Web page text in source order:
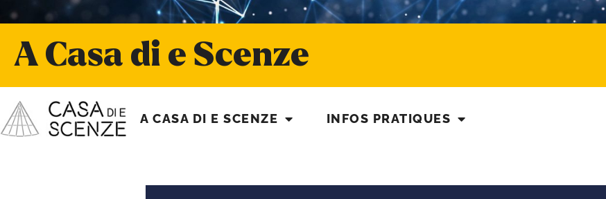
A Casa di e Scenze
A CASA DI E SCENZE INFOS PRATIQUES